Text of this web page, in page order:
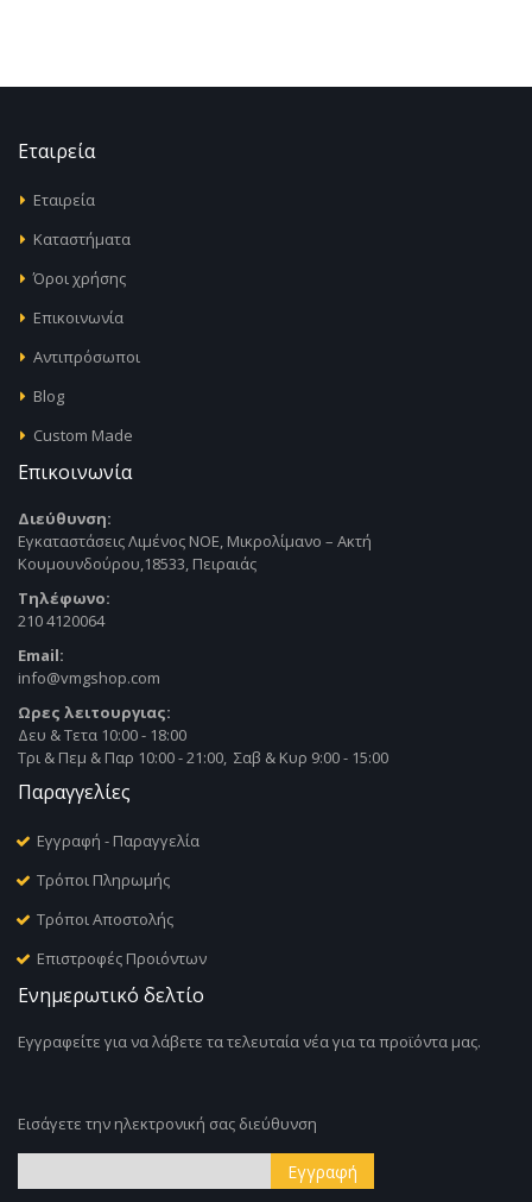
Εταιρεία
Εταιρεία
Καταστήματα
Όροι χρήσης
Επικοινωνία
Αντιπρόσωποι
Blog
Custom Made
Επικοινωνία
Διεύθυνση:
Εγκαταστάσεις Λιμένος ΝΟΕ, Μικρολίμανο – Ακτή
Κουμουνδούρου,18533, Πειραιάς
Τηλέφωνο:
210 4120064
Email:
info@vmgshop.com
Ωρες λειτουργιας:
Δευ & Τετα 10:00 - 18:00
Τρι & Πεμ & Παρ 10:00 - 21:00, Σαβ & Κυρ 9:00 - 15:00
Παραγγελίες
Εγγραφή - Παραγγελία
Τρόποι Πληρωμής
Τρόποι Αποστολής
Επιστροφές Προιόντων
Ενημερωτικό δελτίο
Εγγραφείτε για να λάβετε τα τελευταία νέα για τα προϊόντα μας.
Εισάγετε την ηλεκτρονική σας διεύθυνση
Εγγραφή